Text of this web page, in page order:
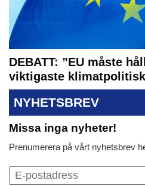
DEBATT: ”EU måste
viktigaste
NYHETSBREV
Missa inga nyheter!
Prenumerera på vårt nyhetsbrev